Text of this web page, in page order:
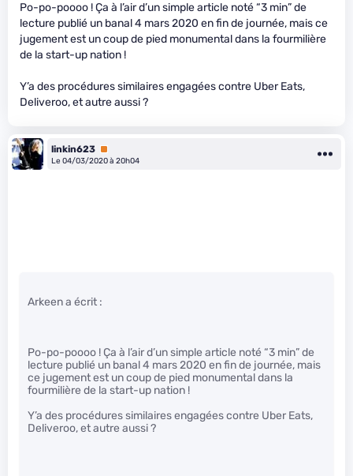
Po-po-poooo ! Ça à l’air d’un simple article noté “3 min” de
lecture publié un banal 4 mars 2020 en fin de journée, mais ce
jugement est un coup de pied monumental dans la fourmilière
de la start-up nation !
Y’a des procédures similaires engagées contre Uber Eats,
Deliveroo, et autre aussi ?
linkin623 Premium
Le 04/03/2020 à 20h04
Arkeen a écrit :
Po-po-poooo ! Ça à l’air d’un simple article noté “3 min” de
lecture publié un banal 4 mars 2020 en fin de journée, mais
ce jugement est un coup de pied monumental dans la
fourmilière de la start-up nation !
Y’a des procédures similaires engagées contre Uber Eats,
Deliveroo, et autre aussi ?